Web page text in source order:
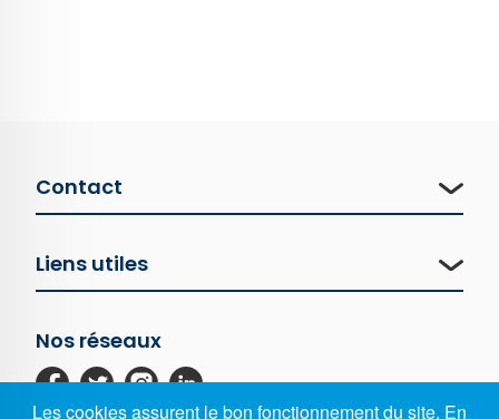
Les cookies assurent le bon fonctionnement du site. En
Contact
Liens utiles
Nos réseaux